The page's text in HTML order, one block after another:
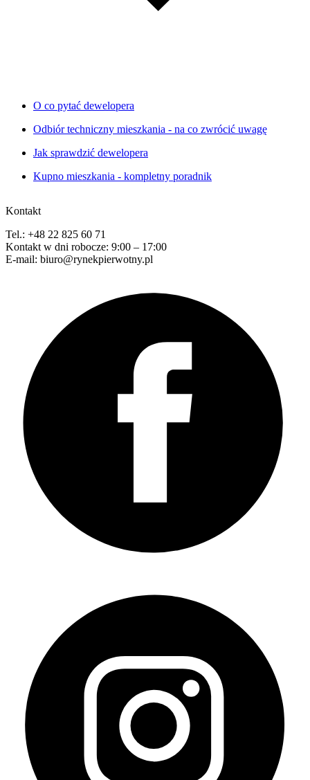
O co pytać dewelopera
Odbiór techniczny mieszkania - na co zwrócić uwagę
Jak sprawdzić dewelopera
Kupno mieszkania - kompletny poradnik
Kontakt
Tel.: +48 22 825 60 71
Kontakt w dni robocze: 9:00 – 17:00
E-mail: biuro@rynekpierwotny.pl